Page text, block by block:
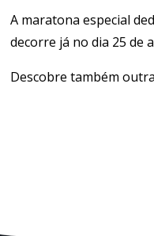
A maratona especial
decorre já no dia 25 de
Descobre também